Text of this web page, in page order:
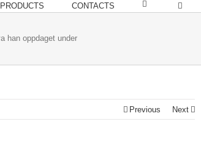
PRODUCTS CONTACTS
han oppdaget under
Previous Next